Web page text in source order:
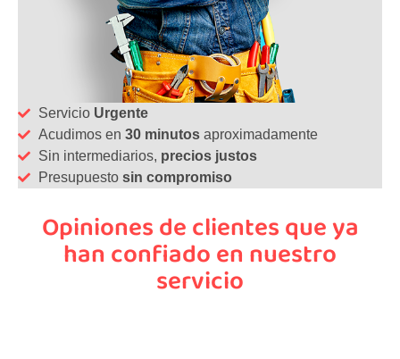
Servicio Urgente
Acudimos en 30 minutosaproximadamente
Sin intermediarios, precios justos
Presupuesto sin compromiso
Opiniones de clientes que ya
han confiado en nuestro
servicio